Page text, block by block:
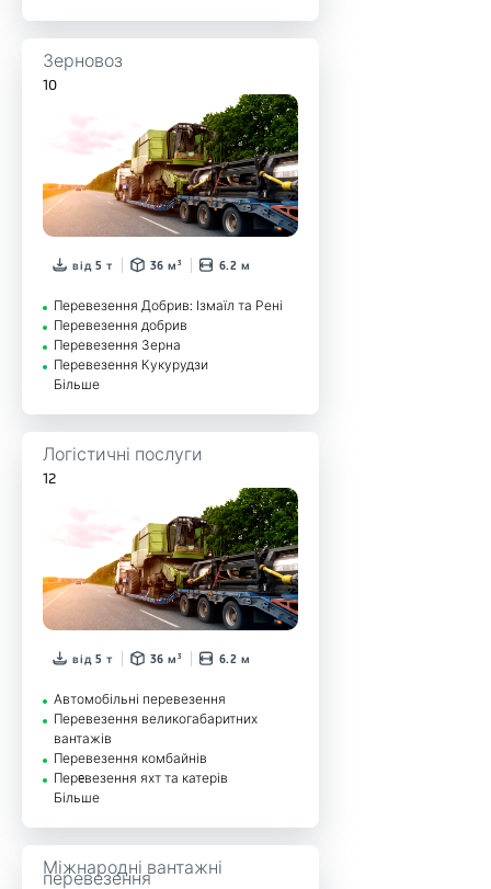
Зерновоз
10
від 5 т 36 м³ 6.2 м
Перевезення Добрив: Ізмаїл та Рені
Перевезення добрив
Перевезення Зерна
Перевезення Кукурудзи
Більше
Логістичні послуги
12
від 5 т 36 м³ 6.2 м
Автомобільні перевезення
Перевезення великогабаритних
вантажів
Перевезення комбайнів
Перeвезення яхт та катерів
Більше
Міжнародні вантажні
перевезення